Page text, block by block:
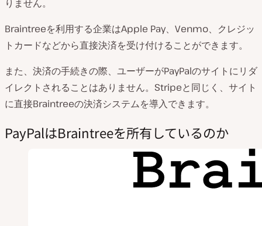
りません。
Braintreeを利用する企業はApple Pay、Venmo、クレジッ
トカードなどから直接決済を受け付けることができます。
また、決済の手続きの際、ユーザーがPayPalのサイトにリダ
イレクトされることはありません。Stripeと同じく、サイト
に直接Braintreeの決済システムを導入できます。
PayPalはBraintreeを所有しているのか